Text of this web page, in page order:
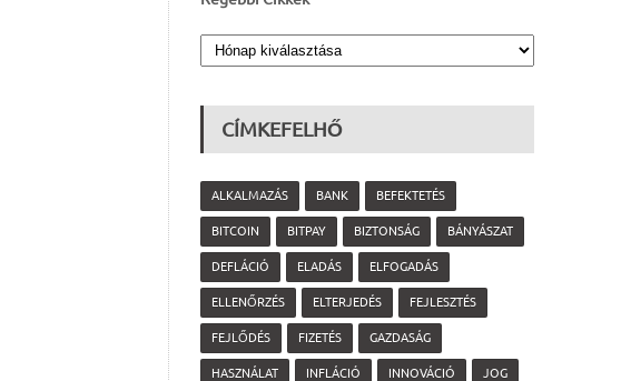
CÍMKEFELHŐ
ALKALMAZÁS BANK BEFEKTETÉS
BITCOIN BITPAY BIZTONSÁG BÁNYÁSZAT
DEFLÁCIÓ ELADÁS ELFOGADÁS
ELLENŐRZÉS ELTERJEDÉS FEJLESZTÉS
FEJLŐDÉS FIZETÉS GAZDASÁG
HASZNÁLAT INFLÁCIÓ INNOVÁCIÓ JOG